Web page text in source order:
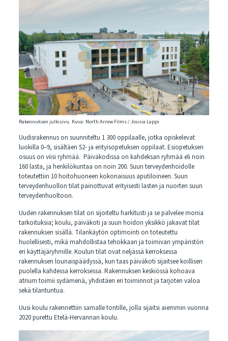
Rakennuksen julkisivu. Kuva: North Arrow Films / Jousia Lappi
Uudisrakennus on suunniteltu 1 300 oppilaalle, jotka opiskelevat
luokilla 0–9, sisältäen S2- ja erityisopetuksen oppilaat. Esiopetuksen
osuus on viisi ryhmää. Päiväkodissa on kahdeksan ryhmää eli noin
160 lasta, ja henkilökuntaa on noin 200. Suun terveydenhoidolle
toteutettiin 10 hoitohuoneen kokonaisuus aputiloineen. Suun
terveydenhuollon tilat painottuvat erityisesti lasten ja nuorten suun
terveydenhuoltoon.
Uuden rakennuksen tilat on sijoiteltu harkitusti ja se palvelee monia
tarkoituksia; koulu, päiväkoti ja suun hoidon yksikkö jakavat tilat
rakennuksen sisällä. Tilankäytön optimointi on toteutettu
huolellisesti, mikä mahdollistaa tehokkaan ja toimivan ympäristön
eri käyttäjäryhmille. Koulun tilat ovat neljässä kerroksessa
rakennuksen lounaispäädyssä, kun taas päiväkoti sijaitsee koillisen
puolella kahdessa kerroksessa. Rakennuksen keskiössä kohoava
atrium toimii sydämenä, yhdistäen eri toiminnot ja tarjoten valoa
sekä tilantuntua.
Uusi koulu rakennettiin samalle tontille, jolla sijaitsi aiemmin vuonna
2020 purettu Etelä-Hervannan koulu.